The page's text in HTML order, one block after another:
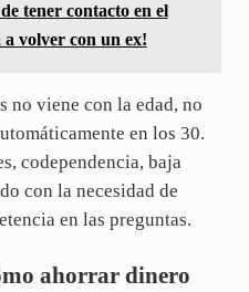
tener contacto en el
volver con un ex!
no viene con la edad, no
en los 30.
codependencia, baja
con la necesidad de
en las preguntas.
ahorrar dinero